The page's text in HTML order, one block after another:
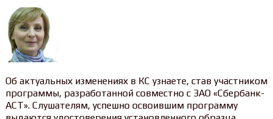
Об актуальных изменениях в КС узнаете, став участником
программы, разработанной совместно с ЗАО «Сбербанк-
АСТ». Слушателям, успешно освоившим программу